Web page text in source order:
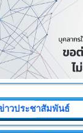
าวประชาสัมพันธ์